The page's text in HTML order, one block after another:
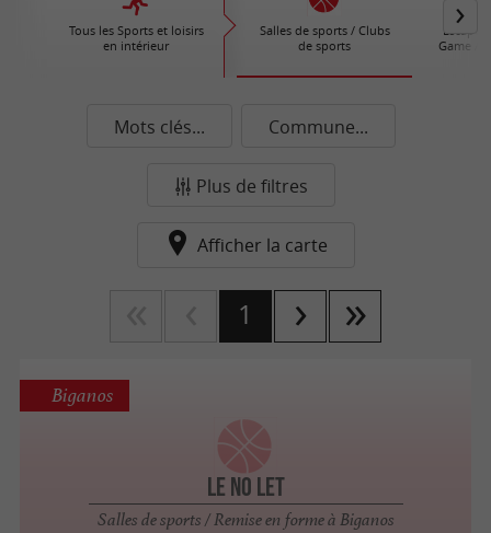
Tous les Sports et loisirs
en intérieur
Salles de sports / Clubs
de sports
Escape
Game /
Mots clés... Commune...
Plus de filtres
Afficher la carte
1
Le No Let
Salles de sports / Remise en forme à Biganos
Biganos